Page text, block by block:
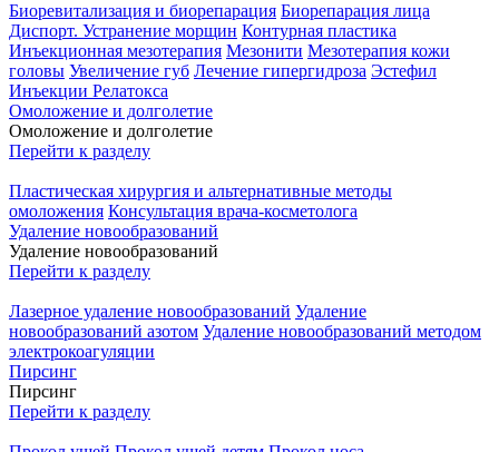
Биоревитализация и биорепарация Биорепарация лица
Диспорт. Устранение морщин Контурная пластика
Инъекционная мезотерапия Мезонити Мезотерапия кожи
головы Увеличение губ Лечение гипергидроза Эстефил
Инъекции Релатокса
Омоложение и долголетие
Омоложение и долголетие
Перейти к разделу
Пластическая хирургия и альтернативные методы
омоложения Консультация врача-косметолога
Удаление новообразований
Удаление новообразований
Перейти к разделу
Лазерное удаление новообразований Удаление
новообразований азотом Удаление новообразований методом
электрокоагуляции
Пирсинг
Пирсинг
Перейти к разделу